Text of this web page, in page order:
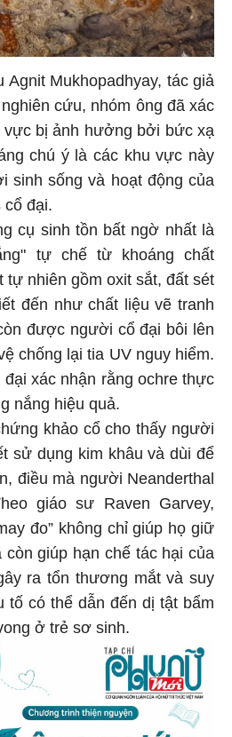
Agnit Mukhopadhyay, tác giả
cứu, nhóm ông đã xác
bị ảnh hưởng bởi bức xạ
chú ý là các khu vực này
sinh sống và hoạt động của
đại.
cụ sinh tồn bất ngờ nhất là
tự chế từ khoáng chất
tự nhiên gồm oxit sắt, đất sét
đến như chất liệu vẽ tranh
được người cổ đại bôi lên
chống lại tia UV nguy hiểm.
xác nhận rằng ochre thực
nắng hiệu quả.
khảo cổ cho thấy người
sử dụng kim khâu và dùi để
điều mà người Neanderthal
giáo sư Raven Garvey,
đo” không chỉ giúp họ giữ
giúp hạn chế tác hại của
ra tổn thương mắt và suy
tố có thể dẫn đến dị tật bẩm
ở trẻ sơ sinh.